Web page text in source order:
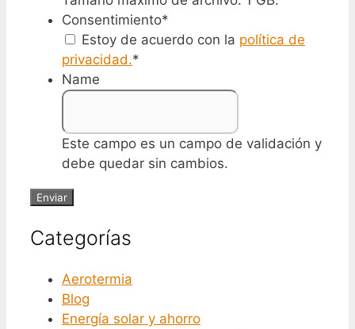
Consentimiento*
Estoy de acuerdo con la política de
privacidad.*
Name
Este campo es un campo de validación y
debe quedar sin cambios.
Categorías
Aerotermia
Blog
Energía solar y ahorro